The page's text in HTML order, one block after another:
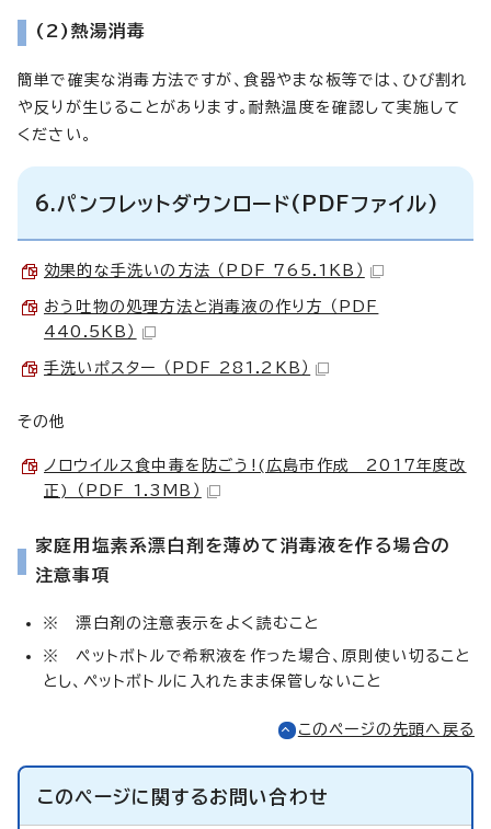
(2)熱湯消毒
簡単で確実な消毒方法ですが、食器やまな板等では、ひび割れ
や反りが生じることがあります。耐熱温度を確認して実施して
ください。
6.パンフレットダウンロード(PDFファイル)
効果的な手洗いの方法 （PDF 765.1KB）
おう吐物の処理方法と消毒液の作り方 （PDF
440.5KB）
手洗いポスター （PDF 281.2KB）
その他
ノロウイルス食中毒を防ごう!(広島市作成 2017年度改
正) （PDF 1.3MB）
家庭用塩素系漂白剤を薄めて消毒液を作る場合の
注意事項
※ 漂白剤の注意表示をよく読むこと
※ ペットボトルで希釈液を作った場合、原則使い切ること
とし、ペットボトルに入れたまま保管しないこと
このページの先頭へ戻る
このページに関するお問い合わせ